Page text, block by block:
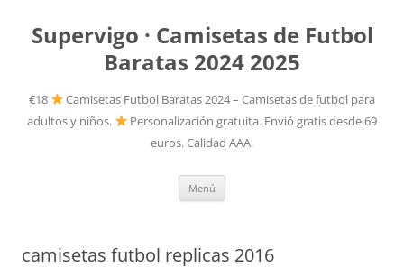
Supervigo · Camisetas de Futbol
Baratas 2024 2025
€18
Camisetas Futbol Baratas 2024 – Camisetas de futbol para
adultos y niños.
Personalización gratuita. Envió gratis desde 69
euros. Calidad AAA.
Menú
camisetas futbol replicas 2016